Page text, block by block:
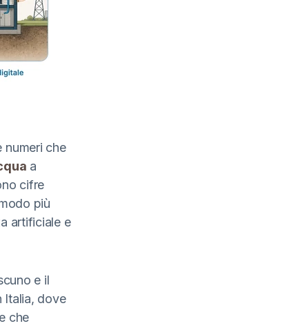
numeri che
a
cifre
più
artificiale e
e il
Italia, dove
che